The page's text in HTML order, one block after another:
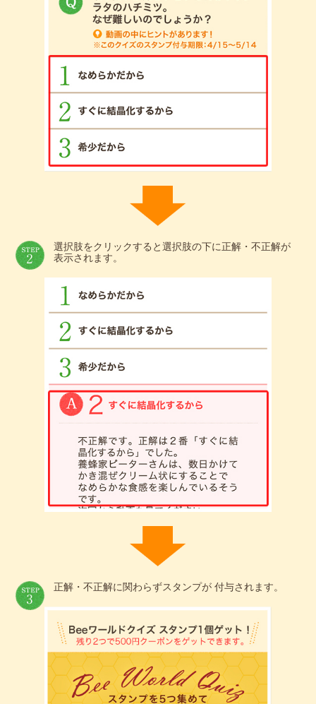
選択肢をクリックすると選択肢の下に正解・不正解が
表示されます。
正解・不正解に関わらずスタンプが 付与されます。